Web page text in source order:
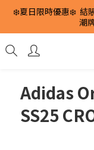
❄️夏日限時優惠❄️  結
潮
Adidas
SS25